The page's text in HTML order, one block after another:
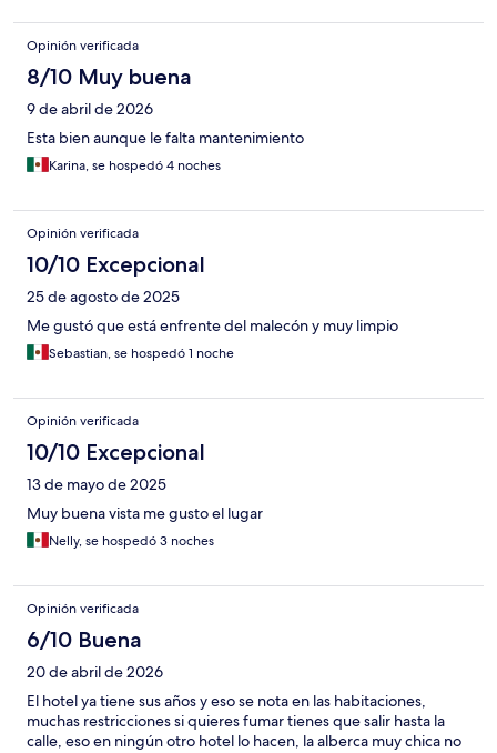
Opinión verificada
8/10 Muy buena
9 de abril de 2026
Esta bien aunque le falta mantenimiento
Karina, se hospedó 4 noches
Opinión verificada
10/10 Excepcional
25 de agosto de 2025
Me gustó que está enfrente del malecón y muy limpio
Sebastian, se hospedó 1 noche
Opinión verificada
10/10 Excepcional
13 de mayo de 2025
Muy buena vista me gusto el lugar
Nelly, se hospedó 3 noches
Opinión verificada
6/10 Buena
20 de abril de 2026
El hotel ya tiene sus años y eso se nota en las habitaciones,
muchas restricciones si quieres fumar tienes que salir hasta la
calle, eso en ningún otro hotel lo hacen, la alberca muy chica no